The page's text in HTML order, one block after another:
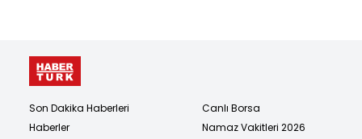
Son Dakika Haberleri
Haberler
Canlı Borsa
Namaz Vakitleri 2026